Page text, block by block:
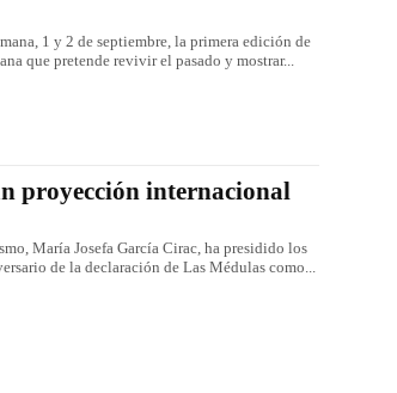
1 y 2 de septiembre, la primera edición de
que pretende revivir el pasado y mostrar...
proyección internacional
María Josefa García Cirac, ha presidido los
de la declaración de Las Médulas como...